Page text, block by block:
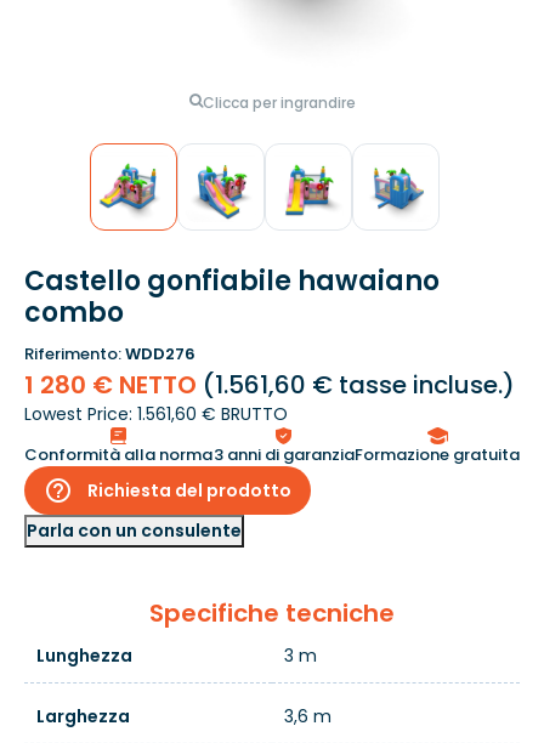
Clicca per ingrandire
Castello gonfiabile hawaiano
combo
Riferimento:WDD276
1 280 € NETTO (1.561,60 € tasse incluse.)
Lowest Price: 1.561,60 € BRUTTO
Conformità alla norma3 anni di garanziaFormazione gratuita
help_outline
Richiesta del prodotto
Parla con un consulente
Specifiche tecniche
Lunghezza 3 m
Larghezza 3,6 m